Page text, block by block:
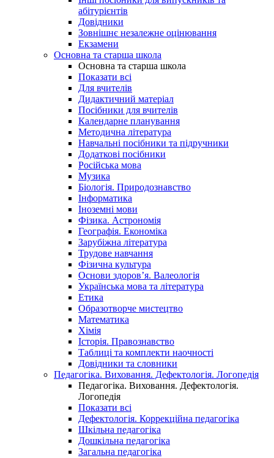
абітурієнтів
Довідники
Зовнішнє незалежне оцінювання
Екзамени
Основна та старша школа
Основна та старша школа
Показати всі
Для вчителів
Дидактичний матеріал
Посібники для вчителів
Календарне планування
Методична література
Навчальні посібники та підручники
Додаткові посібники
Російська мова
Музика
Біологія. Природознавство
Інформатика
Іноземні мови
Фізика. Астрономія
Географія. Економіка
Зарубіжна література
Трудове навчання
Фізична культура
Основи здоров’я. Валеологія
Українська мова та література
Етика
Образотворче мистецтво
Математика
Хімія
Історія. Правознавство
Таблиці та комплекти наочності
Довідники та словники
Педагогіка. Виховання. Дефектологія. Логопедія
Педагогіка. Виховання. Дефектологія.
Логопедія
Показати всі
Дефектологія. Коррекційна педагогіка
Шкільна педагогіка
Дошкільна педагогіка
Загальна педагогіка